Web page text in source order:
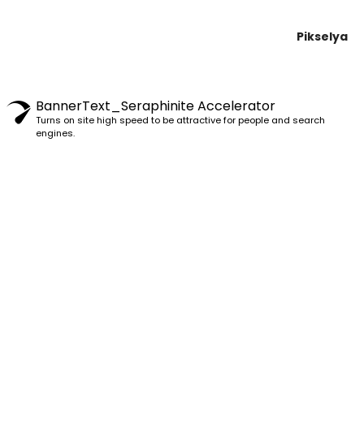
Pikselya
BannerText_Seraphinite Accelerator
Turns on site high speed to be attractive for people and search
engines.